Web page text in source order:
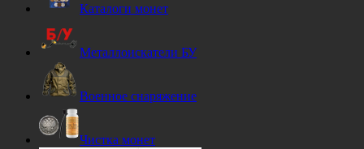
Каталоги монет
Металлоискатели БУ
Военное снаряжение
Чистка монет